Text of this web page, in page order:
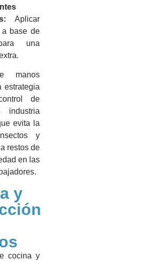
Aplicar
a base de
una
manos
estrategia
de
evita la
y
restos de
en las
y
cocina y